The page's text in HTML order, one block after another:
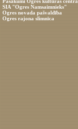
SIA "Ogres Namsaimnieks"
Ogres novada pašvaldība
Ogres rajona slimnīca